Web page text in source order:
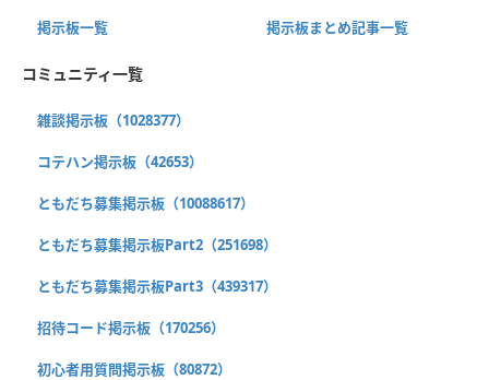
掲示板一覧 掲示板まとめ記事一覧
コミュニティ一覧
雑談掲示板（1028377）
コテハン掲示板（42653）
ともだち募集掲示板（10088617）
ともだち募集掲示板Part2（251698）
ともだち募集掲示板Part3（439317）
招待コード掲示板（170256）
初心者用質問掲示板（80872）